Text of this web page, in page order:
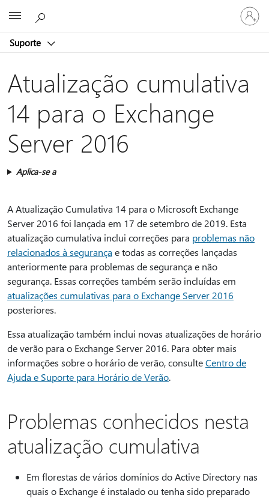
Suporte
Entre
em
sua
Atualização cumulativa
14 para o Exchange
Server 2016
Aplica-se a
A Atualização Cumulativa 14 para o Microsoft Exchange
Server 2016 foi lançada em 17 de setembro de 2019. Esta
atualização cumulativa inclui correções para problemas não
relacionados à segurança e todas as correções lançadas
anteriormente para problemas de segurança e não
segurança. Essas correções também serão incluídas em
atualizações cumulativas para o Exchange Server 2016
posteriores.
Essa atualização também inclui novas atualizações de horário
de verão para o Exchange Server 2016. Para obter mais
informações sobre o horário de verão, consulteCentro de
Ajuda e Suporte para Horário de Verão.
Problemas conhecidos nesta
atualização cumulativa
Em florestas de vários domínios do Active Directory nas
quais o Exchange é instalado ou tenha sido preparado